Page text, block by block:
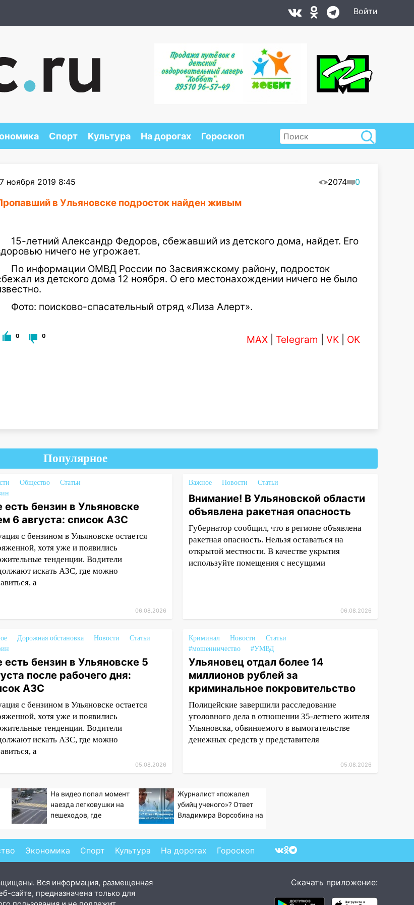
Войти
Спорт Культура На дорогах Гороскоп
ноября 2019 8:45 2074 0
в Ульяновске подросток найден живым
15-летний Александр Федоров, сбежавший из детского дома, найдет. Его
ничего не угрожает.
По информации ОМВД России по Засвияжскому району, подросток
из детского дома 12 ноября. О его местонахождении ничего не было
Фото: поисково-спасательный отряд «Лиза Алерт».
0 0 MAX Telegram VK OK
Популярное
Общество
Статьи
есть бензин в Ульяновске
6 августа: список АЗС
с бензином в Ульяновске остается
хотя уже и появились
тенденции. Водители
искать АЗС, где можно
а
06.08.2026
Важное Новости Статьи
Внимание! В Ульяновской области
объявлена ракетная опасность
Губернатор сообщил, что в регионе объявлена
ракетная опасность. Нельзя оставаться на
открытой местности. В качестве укрытия
используйте помещения с несущими
06.08.2026
Дорожная обстановка Новости
Статьи
есть бензин в Ульяновске 5
после рабочего дня:
АЗС
с бензином в Ульяновске остается
хотя уже и появились
тенденции. Водители
искать АЗС, где можно
а
05.08.2026
Криминал Новости
Статьи
#мошенничество
#УМВД
Ульяновец отдал более 14
миллионов рублей за
криминальное покровительство
Полицейские завершили расследование
уголовного дела в отношении 35-летнего жителя
Ульяновска, обвиняемого в вымогательстве
денежных средств у представителя
05.08.2026
На видео попал момент
наезда легковушки на
пешеходов, где
06/08/2026 – Новости
Журналист «пожалел
убийц ученого»? Ответ
Владимира Ворсобина на
Экономика Спорт Культура На дорогах Гороскоп
Вся информация, размещенная
сайте, предназначена только для
Скачать приложение: